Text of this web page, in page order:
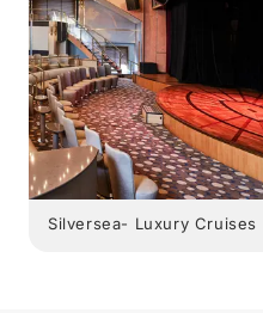
Silversea- Luxury Cruises